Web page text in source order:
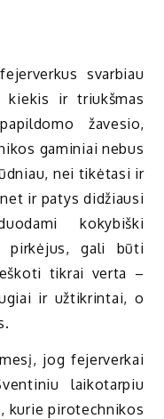
svarbiau
ir triukšmas
žavesio,
gaminiai nebus
nei tikėtasi ir
ir patys didžiausi
kokybiški
pirkėjus, gali būti
tikrai verta –
ir užtikrintai, o
jog fejerverkai
laikotarpiu
kurie pirotechnikos